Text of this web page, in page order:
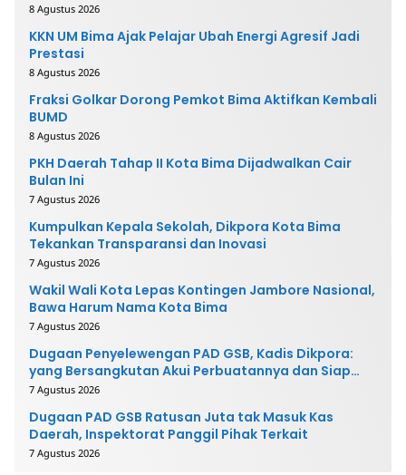
8 Agustus 2026
KKN UM Bima Ajak Pelajar Ubah Energi Agresif Jadi
Prestasi
8 Agustus 2026
Fraksi Golkar Dorong Pemkot Bima Aktifkan Kembali
BUMD
8 Agustus 2026
PKH Daerah Tahap II Kota Bima Dijadwalkan Cair
Bulan Ini
7 Agustus 2026
Kumpulkan Kepala Sekolah, Dikpora Kota Bima
Tekankan Transparansi dan Inovasi
7 Agustus 2026
Wakil Wali Kota Lepas Kontingen Jambore Nasional,
Bawa Harum Nama Kota Bima
7 Agustus 2026
Dugaan Penyelewengan PAD GSB, Kadis Dikpora:
yang Bersangkutan Akui Perbuatannya dan Siap
Mengembalikan Uang
7 Agustus 2026
Dugaan PAD GSB Ratusan Juta tak Masuk Kas
Daerah, Inspektorat Panggil Pihak Terkait
7 Agustus 2026